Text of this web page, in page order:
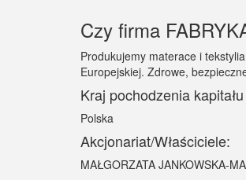
Czy firma
Produkujemy materace i
Europejskiej. Zdrowe,
Kraj pochodzenia
Polska
Akcjonariat/Właściciele:
MAŁGORZATA JANKOWSKA-